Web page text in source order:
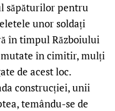
săpăturilor pentru
unor soldați
în timpul Războiului
mutate în cimitir, mulți
de acest loc.
construcției, unii
temându-se de